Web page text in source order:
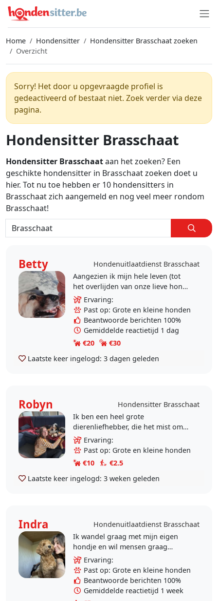
Home Hondensitter
Hondensitter Brasschaat zoeken
Overzicht
Sorry! Het door u opgevraagde profiel is
gedeactiveerd of bestaat niet. Zoek verder via deze
pagina.
Hondensitter Brasschaat
Hondensitter Brasschaataan het zoeken? Een
geschikte hondensitter in Brasschaat zoeken doet u
hier. Tot nu toe hebben er 10 hondensitters in
Brasschaat zich aangemeld en nog veel meer rondom
Brasschaat!
Betty
Hondenuitlaatdienst Brasschaat
Aangezien ik mijn hele leven (tot
het overlijden van onze lieve hond
vorig jaar) heb samen gewoond
met honden, weet ik hoe moeilijk
het kan zijn..
Ervaring:
Past op: Grote en kleine honden
Beantwoorde berichten 100%
Gemiddelde reactietijd 1 dag
€20
€30
Laatste keer ingelogd: 3 dagen geleden
Robyn
Hondensitter Brasschaat
Ik ben een heel grote
dierenliefhebber, die het mist om
met honden bezig te zijn. Ik wil
baasjes helpen die door
omstandigheden niet volledig
kunnen..
Ervaring:
Past op: Grote en kleine honden
€10
€2.5
Laatste keer ingelogd: 3 weken geleden
Indra
Hondenuitlaatdienst Brasschaat
Ik wandel graag met mijn eigen
hondje en wil mensen graag
helpen die hier misschien geen tijd
voor hebben of dat zelf niet meer
kunnen :)
Ervaring:
Past op: Grote en kleine honden
Beantwoorde berichten 100%
Gemiddelde reactietijd 1 week